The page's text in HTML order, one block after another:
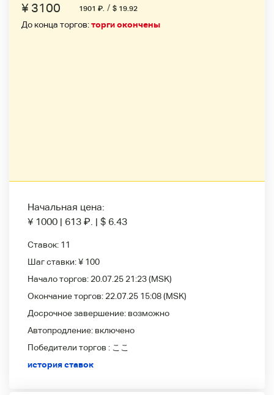
¥ 3100 1901 ₽ / $ 19.92
До конца торгов:торги окончены
Начальная цена:
¥ 1000 | 613 ₽ | $ 6.43
Ставок: 11
Шаг ставки:¥ 100
Начало торгов: 20.07.25 21:23(MSK)
Окончание торгов: 22.07.25 15:08(MSK)
Досрочное завершение: возможно
Автопродление: включено
Победители
торгов : ここ
история ставок